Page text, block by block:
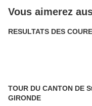
Vous aimerez
RESULTATS DES
TOUR DU CANTON DE
GIRONDE